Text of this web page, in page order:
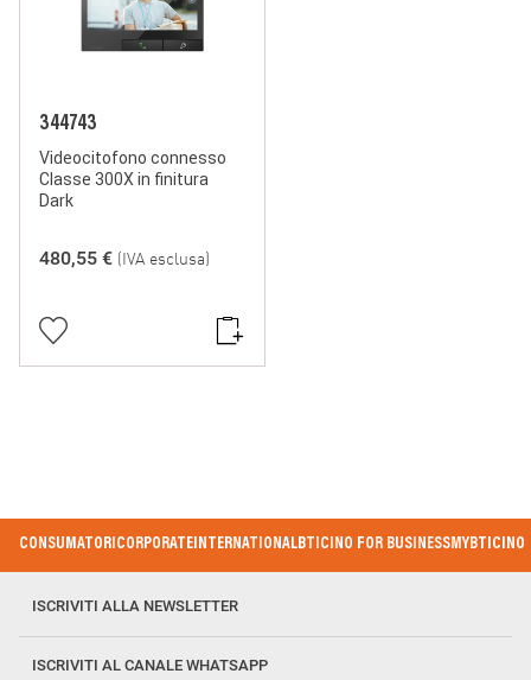
344743
Videocitofono connesso
Classe 300X in finitura
Dark
480,55 € (IVA esclusa)
Footer Menu
CONSUMATORICORPORATEINTERNATIONALBTICINO FOR BUSINESSMYBTICINO
ISCRIVITI ALLA NEWSLETTER
ISCRIVITI AL CANALE WHATSAPP